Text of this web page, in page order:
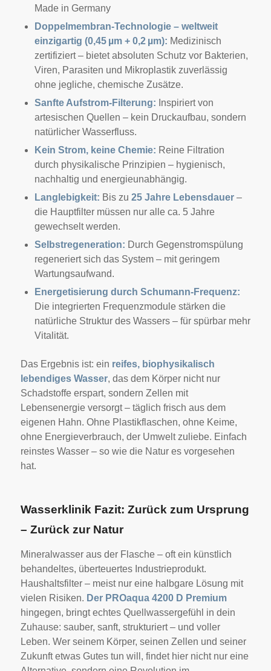
Made in Germany
Doppelmembran-Technologie – weltweit
einzigartig (0,45 µm + 0,2 µm): Medizinisch
zertifiziert – bietet absoluten Schutz vor Bakterien,
Viren, Parasiten und Mikroplastik zuverlässig
ohne jegliche, chemische Zusätze.
Sanfte Aufstrom-Filterung: Inspiriert von
artesischen Quellen – kein Druckaufbau, sondern
natürlicher Wasserfluss.
Kein Strom, keine Chemie: Reine Filtration
durch physikalische Prinzipien – hygienisch,
nachhaltig und energieunabhängig.
Langlebigkeit: Bis zu 25 Jahre Lebensdauer–
die Hauptfilter müssen nur alle ca. 5 Jahre
gewechselt werden.
Selbstregeneration: Durch Gegenstromspülung
regeneriert sich das System – mit geringem
Wartungsaufwand.
Energetisierung durch Schumann-Frequenz:
Die integrierten Frequenzmodule stärken die
natürliche Struktur des Wassers – für spürbar mehr
Vitalität.
Das Ergebnis ist: ein reifes, biophysikalisch
lebendiges Wasser, das dem Körper nicht nur
Schadstoffe erspart, sondern Zellen mit
Lebensenergie versorgt – täglich frisch aus dem
eigenen Hahn. Ohne Plastikflaschen, ohne Keime,
ohne Energieverbrauch, der Umwelt zuliebe. Einfach
reinstes Wasser – so wie die Natur es vorgesehen
hat.
Wasserklinik Fazit: Zurück zum Ursprung
– Zurück zur Natur
Mineralwasser aus der Flasche – oft ein künstlich
behandeltes, überteuertes Industrieprodukt.
Haushaltsfilter – meist nur eine halbgare Lösung mit
vielen Risiken. Der PROaqua 4200 D Premium
hingegen, bringt echtes Quellwassergefühl in dein
Zuhause: sauber, sanft, strukturiert – und voller
Leben. Wer seinem Körper, seinen Zellen und seiner
Zukunft etwas Gutes tun will, findet hier nicht nur eine